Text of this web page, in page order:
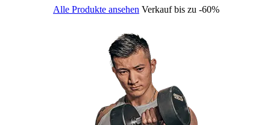
Alle Produkte ansehen Verkauf bis zu -60%